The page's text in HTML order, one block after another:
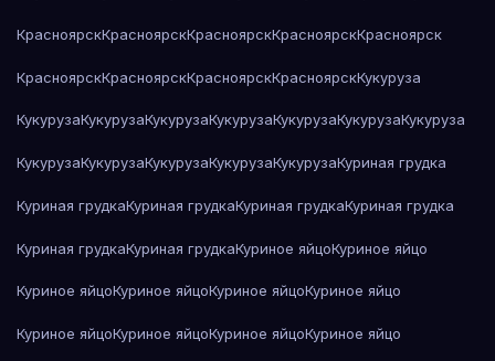
КрасноярскКрасноярскКрасноярскКрасноярскКрасноярск
КрасноярскКрасноярскКрасноярскКрасноярскКукуруза
КукурузаКукурузаКукурузаКукурузаКукурузаКукурузаКукуруза
КукурузаКукурузаКукурузаКукурузаКукурузаКуриная грудка
Куриная грудкаКуриная грудкаКуриная грудкаКуриная грудка
Куриная грудкаКуриная грудкаКуриное яйцоКуриное яйцо
Куриное яйцоКуриное яйцоКуриное яйцоКуриное яйцо
Куриное яйцоКуриное яйцоКуриное яйцоКуриное яйцо